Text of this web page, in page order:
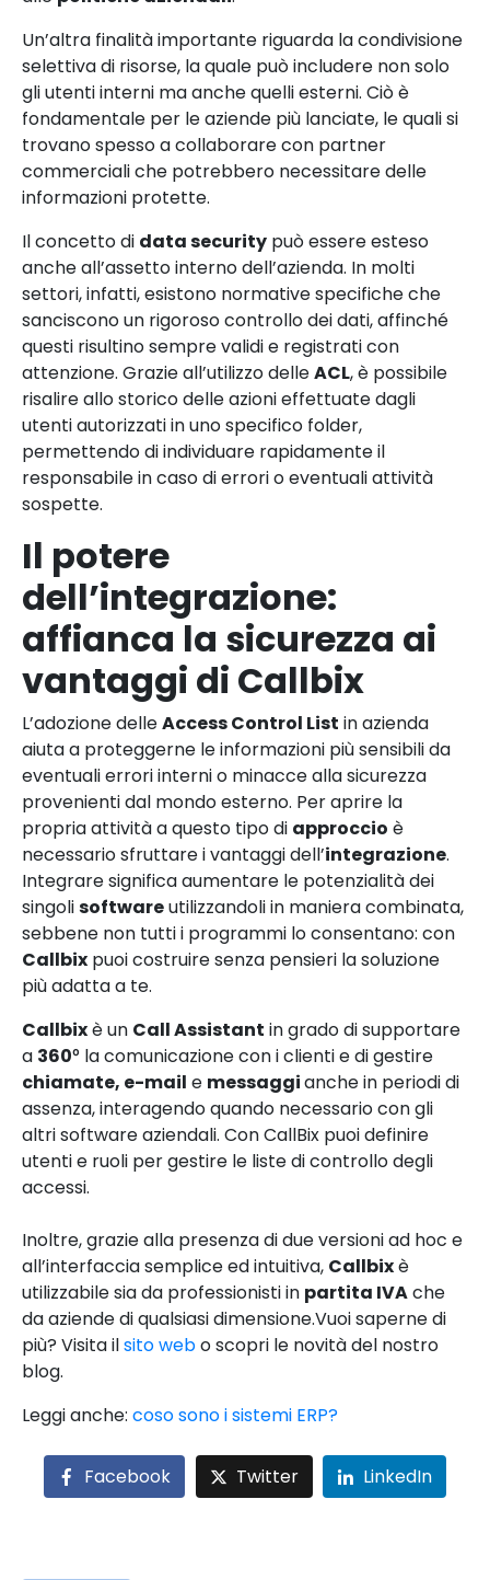
Un’altra finalità importante riguarda la condivisione
selettiva di risorse, la quale può includere non solo
gli utenti interni ma anche quelli esterni. Ciò è
fondamentale per le aziende più lanciate, le quali si
trovano spesso a collaborare con partner
commerciali che potrebbero necessitare delle
informazioni protette.
Il concetto di data security può essere esteso
anche all’assetto interno dell’azienda. In molti
settori, infatti, esistono normative specifiche che
sanciscono un rigoroso controllo dei dati, affinché
questi risultino sempre validi e registrati con
attenzione. Grazie all’utilizzo delleACL, è possibile
risalire allo storico delle azioni effettuate dagli
utenti autorizzati in uno specifico folder,
permettendo di individuare rapidamente il
responsabile in caso di errori o eventuali attività
sospette.
Il potere
dell’integrazione:
affianca la sicurezza ai
vantaggi di Callbix
L’adozione delleAccess Control List in azienda
aiuta a proteggerne le informazioni più sensibili da
eventuali errori interni o minacce alla sicurezza
provenienti dal mondo esterno. Per aprire la
propria attività a questo tipo di approccio è
necessario sfruttare i vantaggi dell’integrazione.
Integrare significa aumentare le potenzialità dei
singolisoftwareutilizzandoli in maniera combinata,
sebbene non tutti i programmi lo consentano: con
Callbix puoi costruire senza pensieri la soluzione
più adatta a te.
Callbixè un Call Assistant in grado di supportare
a 360° la comunicazione con i clienti e di gestire
chiamate, e-mail e messaggianche in periodi di
assenza, interagendo quando necessario con gli
altri software aziendali. Con CallBix puoi definire
utenti e ruoli per gestire le liste di controllo degli
accessi.
Inoltre, grazie alla presenza di due versioni ad hoc e
all’interfaccia semplice ed intuitiva, Callbixè
utilizzabile sia da professionisti in partita IVAche
da aziende di qualsiasi dimensione.Vuoi saperne di
più? Visita ilsito webo scopri le novità del nostro
blog.
Leggi anche: coso sono i sistemi ERP?
Facebook Twitter LinkedIn